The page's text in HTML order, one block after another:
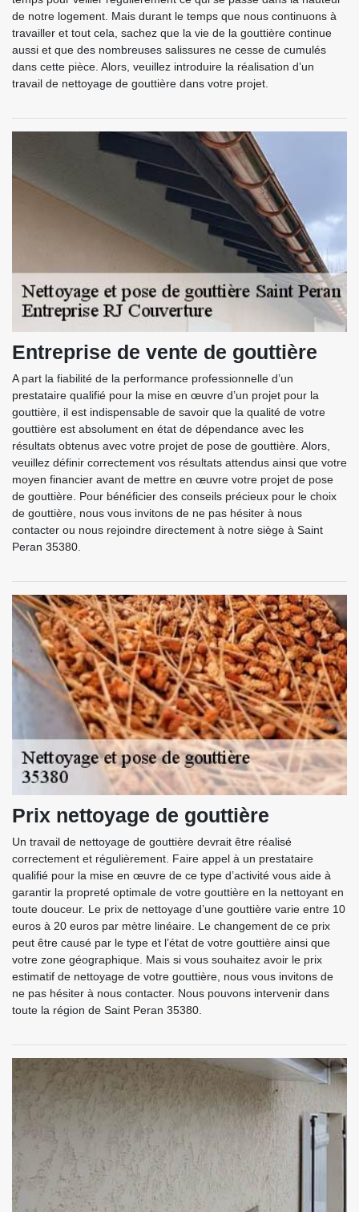
de notre logement. Mais durant le temps que nous continuons à
travailler et tout cela, sachez que la vie de la gouttière continue
aussi et que des nombreuses salissures ne cesse de cumulés
dans cette pièce. Alors, veuillez introduire la réalisation d’un
travail de nettoyage de gouttière dans votre projet.
Entreprise de vente de gouttière
A part la fiabilité de la performance professionnelle d’un
prestataire qualifié pour la mise en œuvre d’un projet pour la
gouttière, il est indispensable de savoir que la qualité de votre
gouttière est absolument en état de dépendance avec les
résultats obtenus avec votre projet de pose de gouttière. Alors,
veuillez définir correctement vos résultats attendus ainsi que votre
moyen financier avant de mettre en œuvre votre projet de pose
de gouttière. Pour bénéficier des conseils précieux pour le choix
de gouttière, nous vous invitons de ne pas hésiter à nous
contacter ou nous rejoindre directement à notre siège à Saint
Peran 35380.
Prix nettoyage de gouttière
Un travail de nettoyage de gouttière devrait être réalisé
correctement et régulièrement. Faire appel à un prestataire
qualifié pour la mise en œuvre de ce type d’activité vous aide à
garantir la propreté optimale de votre gouttière en la nettoyant en
toute douceur. Le prix de nettoyage d’une gouttière varie entre 10
euros à 20 euros par mètre linéaire. Le changement de ce prix
peut être causé par le type et l’état de votre gouttière ainsi que
votre zone géographique. Mais si vous souhaitez avoir le prix
estimatif de nettoyage de votre gouttière, nous vous invitons de
ne pas hésiter à nous contacter. Nous pouvons intervenir dans
toute la région de Saint Peran 35380.